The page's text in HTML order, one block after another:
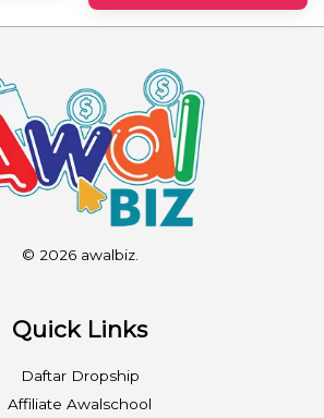
© 2026 awalbiz.
Quick Links
Daftar Dropship
Affiliate Awalschool